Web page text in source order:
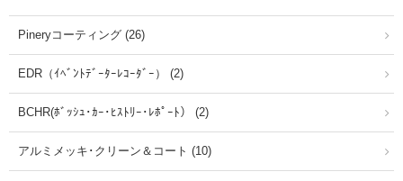
Pineryコーティング (26)
EDR（ｲﾍﾞﾝﾄﾃﾞｰﾀｰﾚｺｰﾀﾞｰ） (2)
BCHR(ﾎﾞｯｼｭ･ｶｰ･ﾋｽﾄﾘｰ･ﾚﾎﾟｰﾄ） (2)
アルミメッキ･クリーン＆コート (10)